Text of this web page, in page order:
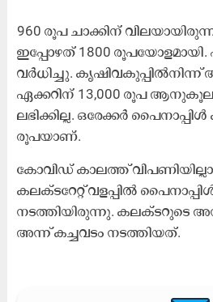
960 രൂപ ചാക്കിന്
ഇപ്പോഴത് 1800
വർധിച്ചു. കൃഷിവകുപ്പിൽനിന്ന്
ഏക്കറിന് 13,000 രൂപ
ലഭിക്കില്ല. ഒരേക്കർ
രൂപയാണ്.
കോവിഡ് കാലത്ത്
കലക്ടറേറ്റ് വളപ്പിൽ
നടത്തിയിരുന്നു. കലക്ടറുടെ
അന്ന് കച്ചവടം നടത്തിയത്.